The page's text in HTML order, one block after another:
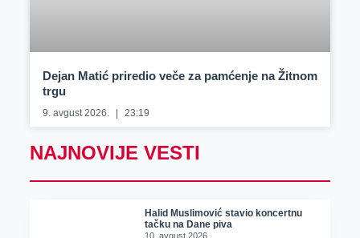
Dejan Matić priredio veče za pamćenje na Žitnom
trgu
9. avgust 2026. 23:19
NAJNOVIJE VESTI
Halid Muslimović stavio koncertnu
tačku na Dane piva
10. avgust 2026.